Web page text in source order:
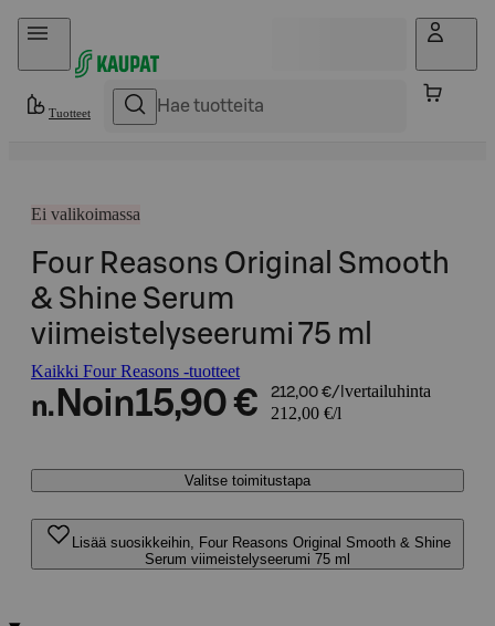
Hyppää sisältöön
Tuotteet
Ei valikoimassa
Four Reasons Original Smooth
& Shine Serum
viimeistelyseerumi 75 ml
Kaikki Four Reasons -tuotteet
n. Noin15,90 € 212,00 €/l vertailuhinta
212,00 €/l
Valitse toimitustapa
Lisää suosikkeihin, Four Reasons Original Smooth & Shine
Serum viimeistelyseerumi 75 ml